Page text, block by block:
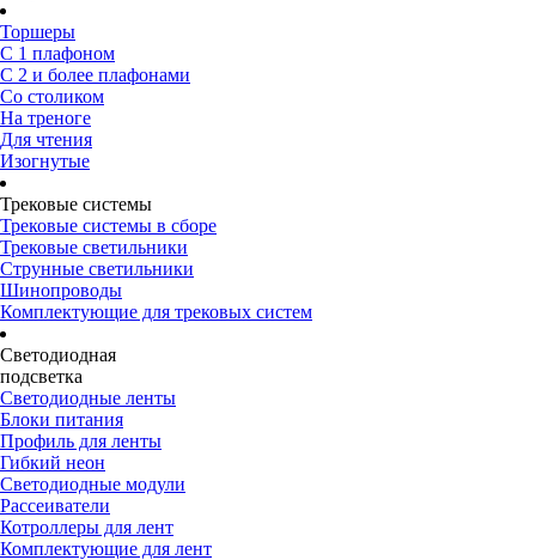
Торшеры
С 1 плафоном
С 2 и более плафонами
Со столиком
На треноге
Для чтения
Изогнутые
Трековые системы
Трековые системы в сборе
Трековые светильники
Струнные светильники
Шинопроводы
Комплектующие для трековых систем
Светодиодная
подсветка
Светодиодные ленты
Блоки питания
Профиль для ленты
Гибкий неон
Светодиодные модули
Рассеиватели
Котроллеры для лент
Комплектующие для лент